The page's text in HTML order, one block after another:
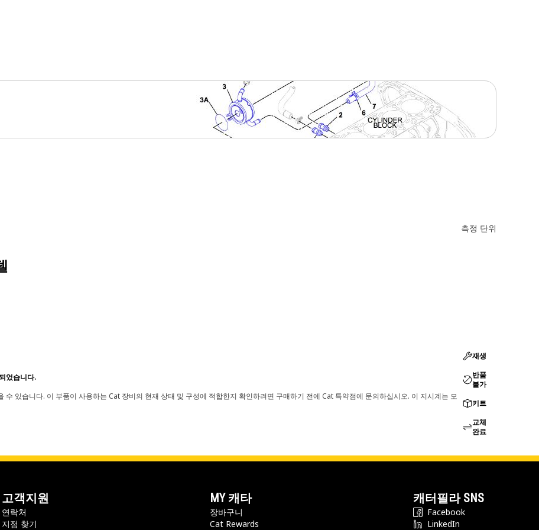
측정 단위
었습니다.
있습니다. 이 부품이 사용하는 Cat 장비의 현재 상태 및 구성에 적합한지 확인하려면 구매하기 전에 Cat 특약점에 문의하십시오. 이 지시계는 모
재생
반품
불가
키트
교체
완료
고객지원
연락처
지점 찾기
MY 캐타
장바구니
Cat Rewards
캐터필라 SNS
Facebook
LinkedIn